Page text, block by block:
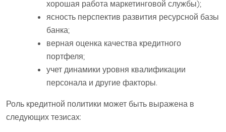
хорошая работа маркетинговой службы);
ясность перспектив развития ресурсной базы
банка;
верная оценка качества кредитного
портфеля;
учет динамики уровня квалификации
персонала и другие факторы.
Роль кредитной политики может быть выражена в
следующих тезисах: